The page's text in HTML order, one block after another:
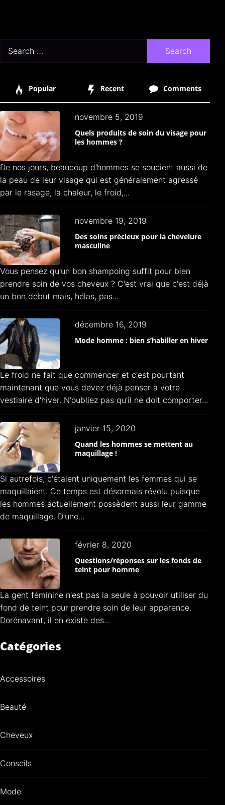
for:
Popular Recent Comments
novembre 5, 2019
Quels produits de soin du visage pour
les hommes ?
De nos jours, beaucoup d'hommes se soucient aussi de
la peau de leur visage qui est généralement agressé
par le rasage, la chaleur, le froid,...
novembre 19, 2019
Des soins précieux pour la chevelure
masculine
Vous pensez qu'un bon shampoing suffit pour bien
prendre soin de vos cheveux ? C'est vrai que c'est déjà
un bon début mais, hélas, pas...
décembre 16, 2019
Mode homme : bien s’habiller en hiver
Le froid ne fait que commencer et c'est pourtant
maintenant que vous devez déjà penser à votre
vestiaire d'hiver. N'oubliez pas qu'il ne doit comporter...
janvier 15, 2020
Quand les hommes se mettent au
maquillage !
Si autrefois, c'étaient uniquement les femmes qui se
maquillaient. Ce temps est désormais révolu puisque
les hommes actuellement possèdent aussi leur gamme
de maquillage. D'une...
février 8, 2020
Questions/réponses sur les fonds de
teint pour homme
La gent féminine n'est pas la seule à pouvoir utiliser du
fond de teint pour prendre soin de leur apparence.
Dorénavant, il en existe des...
Catégories
Accessoires
Beauté
Cheveux
Conseils
Mode